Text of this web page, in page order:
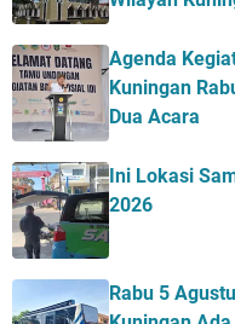
Agenda
Kuningan
Dua Acara
Ini Lokasi
2026
Rabu 5